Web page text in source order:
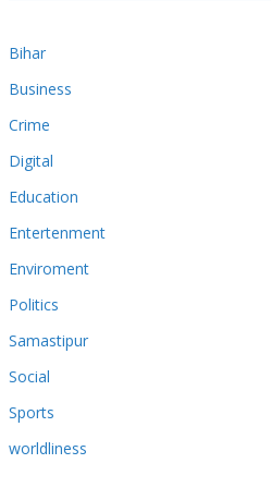
Bihar
Business
Crime
Digital
Education
Entertenment
Enviroment
Politics
Samastipur
Social
Sports
worldliness